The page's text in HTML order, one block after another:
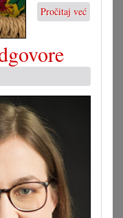
Pročitaj već
Folklorni
moderne